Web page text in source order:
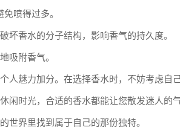
喷得过多。
坏香水的分子结构，影响香气的持久度。
吸附香气。
人魅力加分。在选择香水时，不妨考虑自
闲时光，合适的香水都能让您散发迷人的
世界里找到属于自己的那份独特。